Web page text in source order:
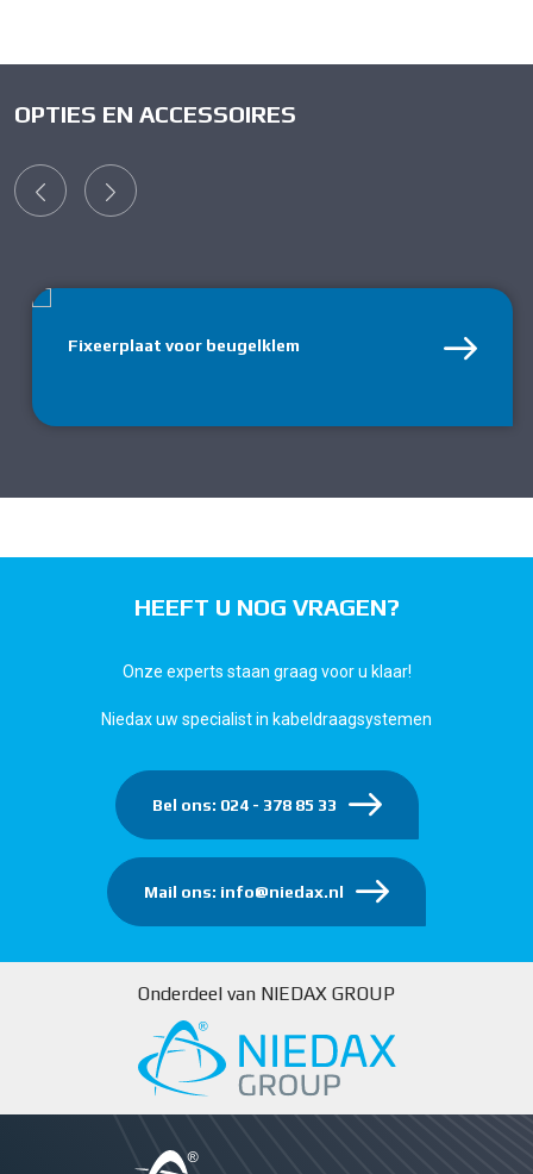
OPTIES EN ACCESSOIRES
Fixeerplaat voor beugelklem
HEEFT U NOG VRAGEN?
Onze experts staan graag voor u klaar!
Niedax uw specialist in kabeldraagsystemen
Bel ons: 024 - 378 85 33
Mail ons: info@niedax.nl
Onderdeel van NIEDAX GROUP